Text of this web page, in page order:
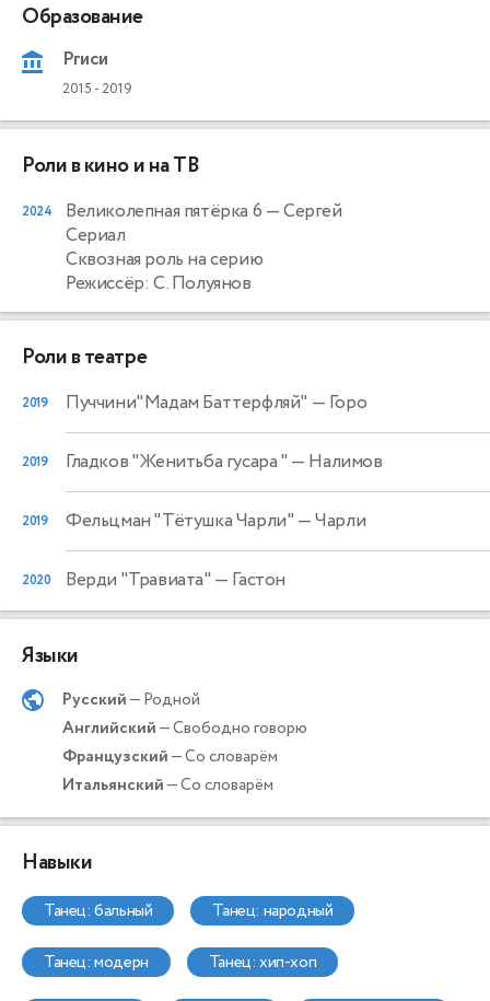
Образование
Ргиси
2015 - 2019
Роли в кино и на ТВ
2024 Великолепная пятёрка 6 — Сергей
Сериал
Сквозная роль на серию
Режиссёр: С. Полуянов
Роли в театре
2019 Пуччини"Мадам Баттерфляй" — Горо
2019 Гладков "Женитьба гусара " — Налимов
2019 Фельцман "Тётушка Чарли" — Чарли
2020 Верди "Травиата" — Гастон
Языки
Русский— Родной
Английский— Свободно говорю
Французский— Со словарём
Итальянский— Со словарём
Навыки
танец: бальный танец: народный
танец: модерн танец: хип-хоп